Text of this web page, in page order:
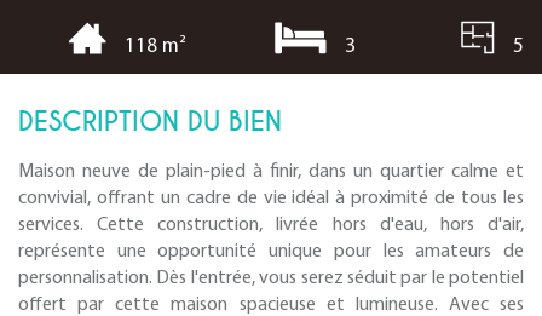
118 m² 3 5
DESCRIPTION DU BIEN
Maison neuve de plain-pied à finir, dans un quartier calme et
convivial, offrant un cadre de vie idéal à proximité de tous les
services. Cette construction, livrée hors d'eau, hors d'air,
représente une opportunité unique pour les amateurs de
personnalisation. Dès l'entrée, vous serez séduit par le potentiel
offert par cette maison spacieuse et lumineuse. Avec ses